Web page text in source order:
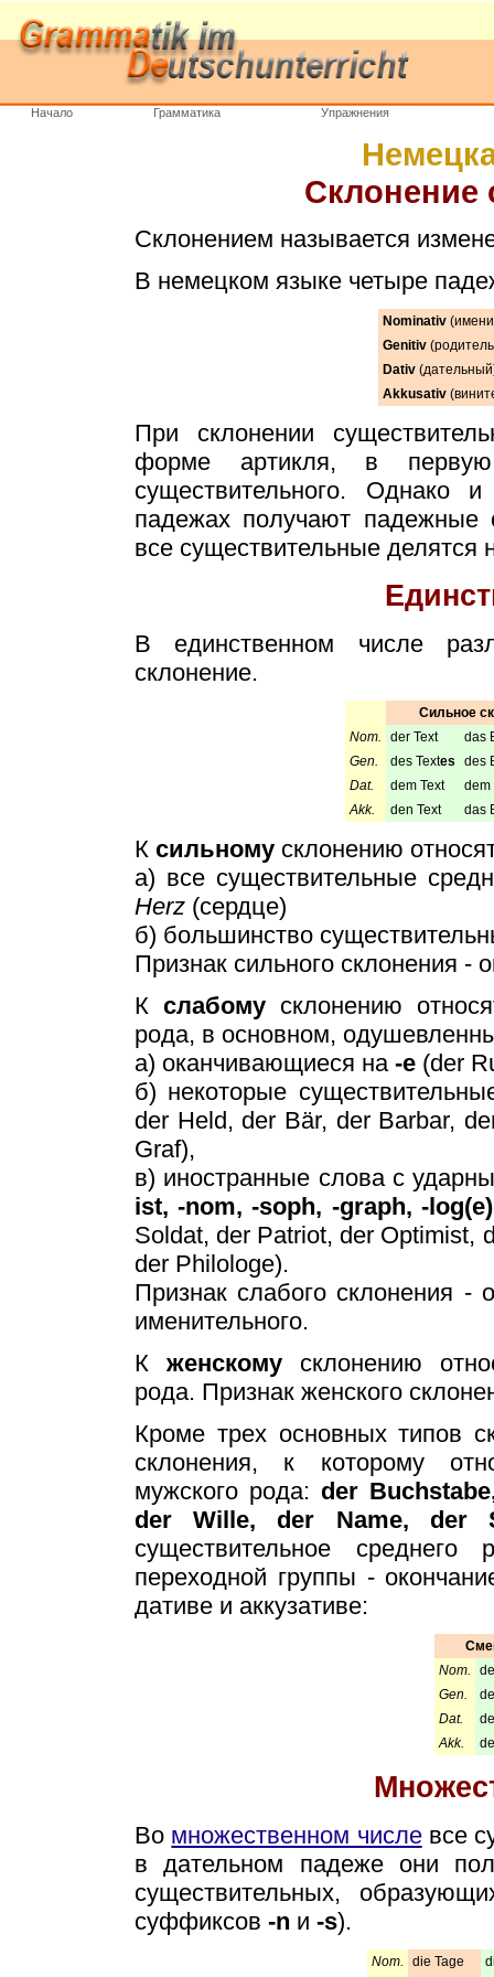
Начало Грамматика Упражнения
Склонение
Склонением называется
В немецком языке четыре
Nominativ
Genitiv
Dativ
Akkusativ
При склонении
форме артикля, в
существительного. Однако
падежах получают падежные
все существительные делятся
В единственном числе
склонение.
Сильное
Nom.
der Text
das
Gen.
des Textes
des
Dat.
dem Text
dem
Akk.
den Text das
К сильному склонению
а) все существительные
Herz (сердце)
б) большинство
Признак сильного склонения -
К слабому склонению
рода, в основном,
а) оканчивающиеся на -e (der
б) некоторые
der Held, der Bär, der Barbar,
Graf),
в) иностранные слова с
ist, -nom, -soph, -graph, -log(e)
Soldat, der Patriot, der Optimist,
der Philologe).
Признак слабого склонения -
именительного.
К женскому склонению
рода. Признак женского
Кроме трех основных типов
склонения, к которому
мужского рода: der
der Wille, der Name, der
существительное
переходной группы -
дативе и аккузативе:
Nom.
Gen.
Dat.
Akk.
Во множественном числевсе
в дательном падеже они
существительных,
суффиксов -n и -s).
Nom. die Tage